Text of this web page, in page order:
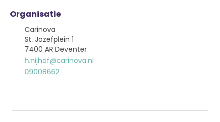
Organisatie
Carinova
St. Jozefplein 1
7400 AR Deventer
h.nijhof@carinova.nl
09008662